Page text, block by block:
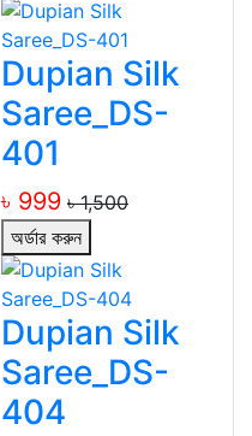
Dupian Silk
Saree_DS-
401
৳ 999 ৳ 1,500
অর্ডার করুন
Dupian Silk
Saree_DS-
404